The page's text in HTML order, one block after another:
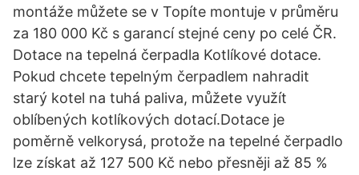
montáže můžete se v Topíte montuje v průměru
za 180 000 Kč s garancí stejné ceny po celé ČR.
Dotace na tepelná čerpadla Kotlíkové dotace.
Pokud chcete tepelným čerpadlem nahradit
starý kotel na tuhá paliva, můžete využít
oblíbených kotlíkových dotací.Dotace je
poměrně velkorysá, protože na tepelné čerpadlo
lze získat až 127 500 Kč nebo přesněji až 85 %